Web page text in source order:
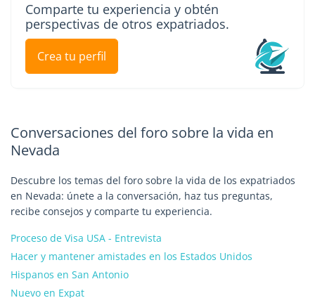
Comparte tu experiencia y obtén
perspectivas de otros expatriados.
Crea tu perfil
Conversaciones del foro sobre la vida en
Nevada
Descubre los temas del foro sobre la vida de los expatriados
en Nevada: únete a la conversación, haz tus preguntas,
recibe consejos y comparte tu experiencia.
Proceso de Visa USA - Entrevista
Hacer y mantener amistades en los Estados Unidos
Hispanos en San Antonio
Nuevo en Expat